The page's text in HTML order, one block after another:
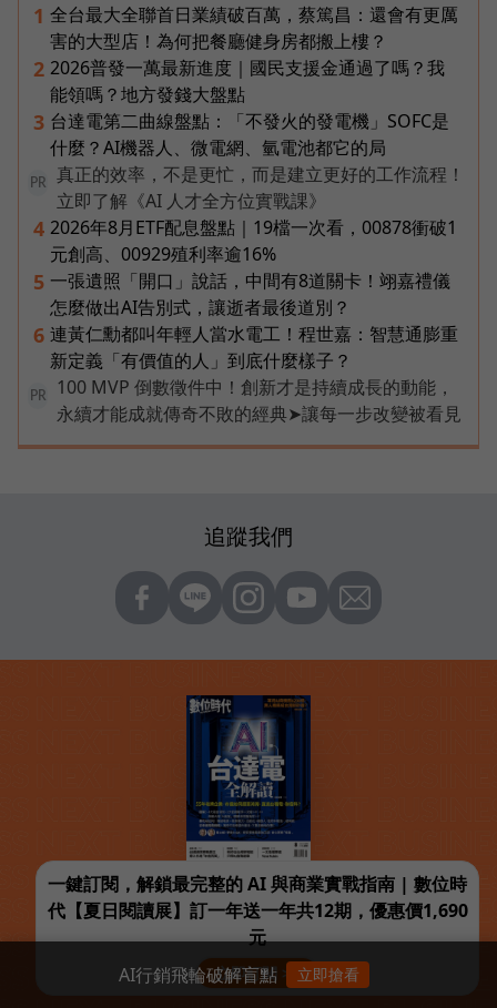
1 全台最大全聯首日業績破百萬，蔡篤昌：還會有更厲
害的大型店！為何把餐廳健身房都搬上樓？
2 2026普發一萬最新進度｜國民支援金通過了嗎？我
能領嗎？地方發錢大盤點
3 台達電第二曲線盤點：「不發火的發電機」SOFC是
什麼？AI機器人、微電網、氫電池都它的局
PR
真正的效率，不是更忙，而是建立更好的工作流程！
立即了解《AI 人才全方位實戰課》
4 2026年8月ETF配息盤點｜19檔一次看，00878衝破1
元創高、00929殖利率逾16%
5 一張遺照「開口」說話，中間有8道關卡！翊嘉禮儀
怎麼做出AI告別式，讓逝者最後道別？
6 連黃仁勳都叫年輕人當水電工！程世嘉：智慧通膨重
新定義「有價值的人」到底什麼樣子？
PR
100 MVP 倒數徵件中！創新才是持續成長的動能，
永續才能成就傳奇不敗的經典➤讓每一步改變被看見
追蹤我們
一鍵訂閱，解鎖最完整的 AI 與商業實戰指南 | 數位時
代【夏日閱讀展】訂一年送一年共12期，優惠價1,690
元
立即訂閱 >>
AI行銷飛輪破解盲點 立即搶看